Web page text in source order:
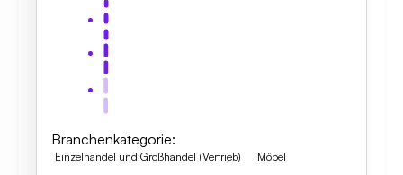
Branchenkategorie:
Einzelhandel und Großhandel (Vertrieb) Möbel